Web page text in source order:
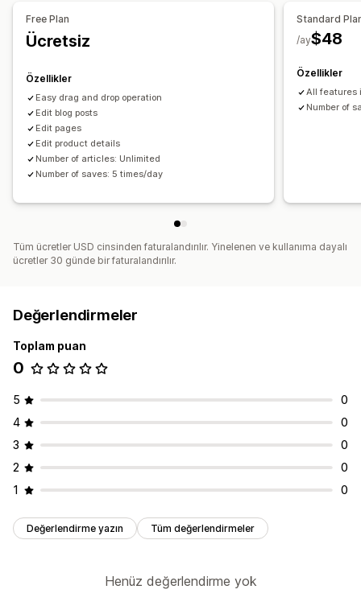
Free Plan
Ücretsiz
Özellikler
Easy drag and drop operation
Edit blog posts
Edit pages
Edit product details
Number of articles: Unlimited
Number of saves: 5 times/day
Standard
$48
/ay
Özellikler
All features
Number of
Tüm ücretler USD cinsinden faturalandırılır. Yinelenen ve kullanıma dayalı
ücretler 30 günde bir faturalandırılır.
Değerlendirmeler
Toplam puan
0
5
0
4
0
3
0
2
0
1
0
Değerlendirme yazın Tüm değerlendirmeler
Henüz değerlendirme yok